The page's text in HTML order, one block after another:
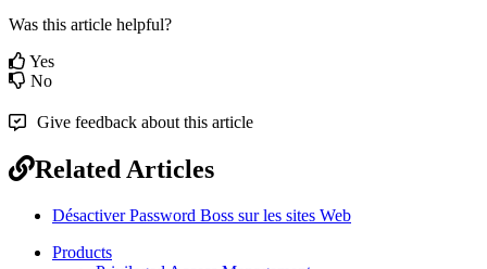
Was this article helpful?
Yes
No
Give feedback about this article
Related Articles
Désactiver Password Boss sur les sites Web
Products